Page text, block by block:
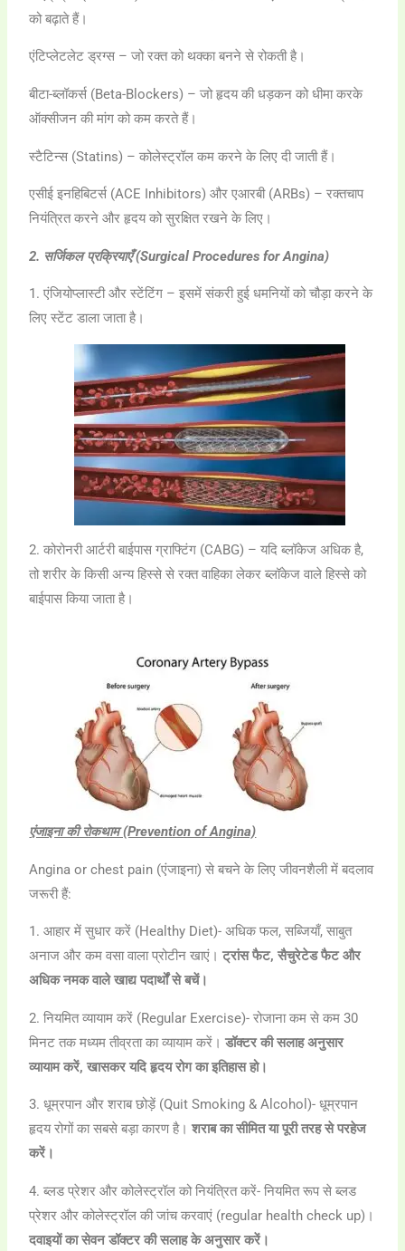
को बढ़ाते हैं।
एंटिप्लेटलेट ड्रग्स – जो रक्त को थक्का बनने से रोकती है।
बीटा-ब्लॉकर्स (Beta-Blockers) – जो हृदय की धड़कन को धीमा करके
ऑक्सीजन की मांग को कम करते हैं।
स्टैटिन्स (Statins) – कोलेस्ट्रॉल कम करने के लिए दी जाती हैं।
एसीई इनहिबिटर्स (ACE Inhibitors) और एआरबी (ARBs) – रक्तचाप
नियंत्रित करने और हृदय को सुरक्षित रखने के लिए।
2. सर्जिकल प्रक्रियाएँ (Surgical Procedures for Angina)
1. एंजियोप्लास्टी और स्टेंटिंग – इसमें संकरी हुई धमनियों को चौड़ा करने के
लिए स्टेंट डाला जाता है।
2. कोरोनरी आर्टरी बाईपास ग्राफ्टिंग (CABG) – यदि ब्लॉकेज अधिक है,
तो शरीर के किसी अन्य हिस्से से रक्त वाहिका लेकर ब्लॉकेज वाले हिस्से को
बाईपास किया जाता है।
एंजाइना की रोकथाम (Prevention of Angina)
Angina or chest pain (एंजाइना) से बचने के लिए जीवनशैली में बदलाव
जरूरी हैं:
1. आहार में सुधार करें (Healthy Diet)- अधिक फल, सब्जियाँ, साबुत
अनाज और कम वसा वाला प्रोटीन खाएं।ट्रांस फैट, सैचुरेटेड फैट और
अधिक नमक वाले खाद्य पदार्थों से बचें।
2. नियमित व्यायाम करें (Regular Exercise)- रोजाना कम से कम 30
मिनट तक मध्यम तीव्रता का व्यायाम करें।डॉक्टर की सलाह अनुसार
व्यायाम करें, खासकर यदि हृदय रोग का इतिहास हो।
3. धूम्रपान और शराब छोड़ें (Quit Smoking & Alcohol)- धूम्रपान
हृदय रोगों का सबसे बड़ा कारण है।शराब का सीमित या पूरी तरह से परहेज
करें।
4. ब्लड प्रेशर और कोलेस्ट्रॉल को नियंत्रित करें- नियमित रूप से ब्लड
प्रेशर और कोलेस्ट्रॉल की जांच करवाएं (regular health check up)।
दवाइयों का सेवन डॉक्टर की सलाह के अनुसार करें।